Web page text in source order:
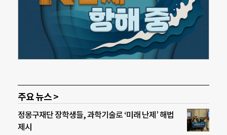
주요 뉴스 >
정몽구재단 장학생들, 과학기술로 ‘미래 난제’ 해법
제시